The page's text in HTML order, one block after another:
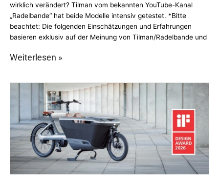
wirklich verändert? Tilman vom bekannten YouTube-Kanal
„Radelbande“ hat beide Modelle intensiv getestet. *Bitte
beachtet: Die folgenden Einschätzungen und Erfahrungen
basieren exklusiv auf der Meinung von Tilman/Radelbande und
Weiterlesen »
Explorer
2
gewinnt
den
prestigeträchtigen
iF